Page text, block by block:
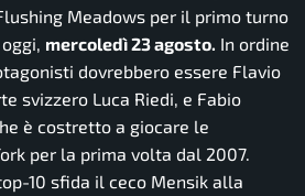
Meadows per il primo turno
mercoledì 23 agosto. In ordine
dovrebbero essere Flavio
svizzero Luca Riedi, e Fabio
è costretto a giocare le
per la prima volta dal 2007.
10 sfida il ceco Mensik alla